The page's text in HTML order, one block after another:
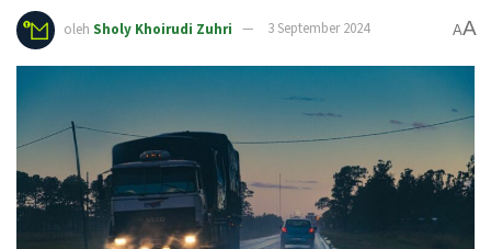
oleh Sholy Khoirudi Zuhri 3 September 2024 AA